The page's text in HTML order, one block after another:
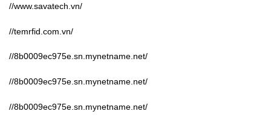
//www.savatech.vn/
//temrfid.com.vn/
//8b0009ec975e.sn.mynetname.net/
//8b0009ec975e.sn.mynetname.net/
//8b0009ec975e.sn.mynetname.net/